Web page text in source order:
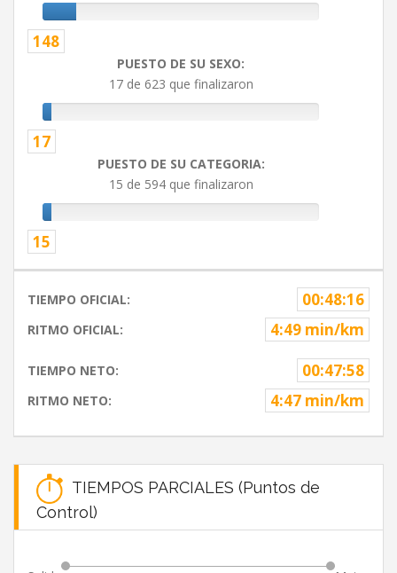
148
PUESTO DE SU SEXO:
17 de 623 que finalizaron
17
PUESTO DE SU CATEGORIA:
15 de 594 que finalizaron
15
TIEMPO OFICIAL: 00:48:16
RITMO OFICIAL: 4:49 min/km
TIEMPO NETO: 00:47:58
RITMO NETO: 4:47 min/km
TIEMPOS PARCIALES (Puntos de
Control)